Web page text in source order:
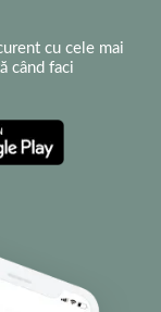
cu cele mai
când faci